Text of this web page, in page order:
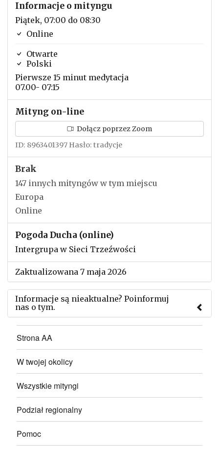
Informacje o mityngu
Piątek, 07:00 do 08:30
Online
Otwarte
Polski
Pierwsze 15 minut medytacja
07.00- 07:15
Mityng on-line
Dołącz poprzez Zoom
ID: 8963401397 Hasło: tradycje
Brak
147 innych mityngów w tym miejscu
Europa
Online
Pogoda Ducha (online)
Intergrupa w Sieci Trzeźwości
Zaktualizowana 7 maja 2026
Informacje są nieaktualne? Poinformuj
nas o tym.
Użyj tego formularza aby przesłać informację o
zmianach w powyższym mityngu.
Strona AA
W twojej okolicy
Wszystkie mityngi
Podział regionalny
Pomoc